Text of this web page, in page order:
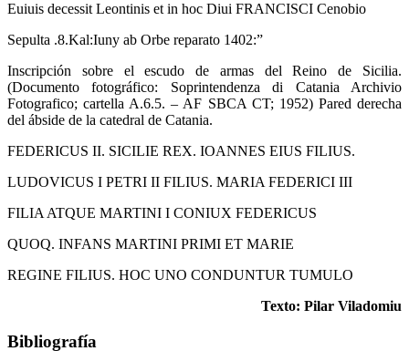
Euiuis decessit Leontinis et in hoc Diui FRANCISCI Cenobio
Sepulta .8.Kal:Iuny ab Orbe reparato 1402:”
Inscripción sobre el escudo de armas del Reino de Sicilia.
(Documento fotográfico: Soprintendenza di Catania Archivio
Fotografico; cartella A.6.5. – AF SBCA CT; 1952) Pared derecha
del ábside de la catedral de Catania.
FEDERICUS II. SICILIE REX. IOANNES EIUS FILIUS.
LUDOVICUS I PETRI II FILIUS. MARIA FEDERICI III
FILIA ATQUE MARTINI I CONIUX FEDERICUS
QUOQ. INFANS MARTINI PRIMI ET MARIE
REGINE FILIUS. HOC UNO CONDUNTUR TUMULO
Texto: Pilar Viladomiu
Bibliografía